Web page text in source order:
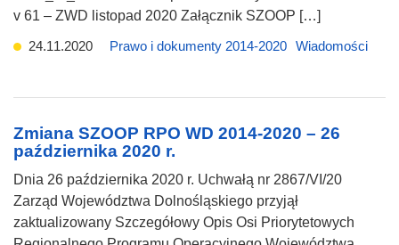
v 61 – ZWD listopad 2020 Załącznik SZOOP […]
24.11.2020
Prawo i dokumenty 2014-2020 Wiadomości
Zmiana SZOOP RPO WD 2014-2020 – 26
października 2020 r.
Dnia 26 października 2020 r. Uchwałą nr 2867/VI/20
Zarząd Województwa Dolnośląskiego przyjął
zaktualizowany Szczegółowy Opis Osi Priorytetowych